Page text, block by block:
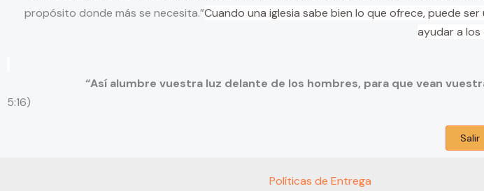
propósito donde más se necesita.”Cuando una iglesia sabe bien lo que ofrece, puede
ayudar a los
“Así alumbre vuestra luz delante de los hombres, para que vean vuestras
5:16)
Salir
Políticas de Entrega